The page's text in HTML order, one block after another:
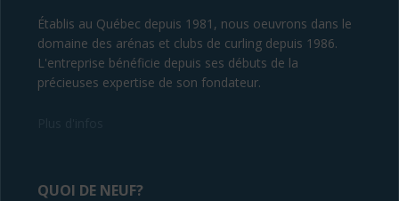
Établis au Québec depuis 1981, nous oeuvrons dans le
domaine des arénas et clubs de curling depuis 1986.
L'entreprise bénéficie depuis ses débuts de la
précieuses expertise de son fondateur.
QUOI DE NEUF?